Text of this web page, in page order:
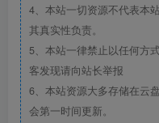
4、本站一切资源不代表本
其真实性负责。
5、本站一律禁止以任何方
客发现请向站长举报
6、本站资源大多存储在云
会第一时间更新。